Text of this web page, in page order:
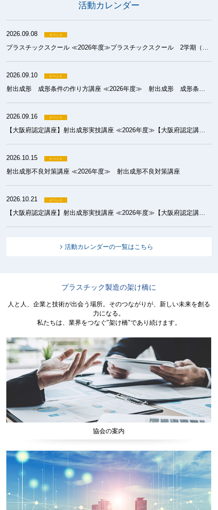
活動カレンダー
2026.09.08
プラスチックスクール ≪2026年度≫プラスチックスクール 2学期（成形）
2026.09.10
射出成形 成形条件の作り方講座 ≪2026年度≫ 射出成形 成形条件の作り方講座
2026.09.16
【大阪府認定講座】射出成形実技講座 ≪2026年度≫【大阪府認定講座】射出成形実技講座 基礎コース
2026.10.15
射出成形不良対策講座 ≪2026年度≫ 射出成形不良対策講座
2026.10.21
【大阪府認定講座】射出成形実技講座 ≪2026年度≫【大阪府認定講座】射出成形実技講座 初級コース
活動カレンダーの一覧はこちら
プラスチック製造の架け橋に
人と人、企業と技術が出会う場所。そのつながりが、新しい未来を創る
力になる。
私たちは、業界をつなぐ"架け橋"であり続けます。
協会の案内